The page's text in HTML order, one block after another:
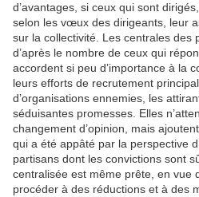
d’avantages, si ceux qui sont
selon les vœux des dirigeants, leur
sur la collectivité. Les centrales des
d’après le nombre de ceux qui
accordent si peu d’importance à la
leurs efforts de recrutement
d’organisations ennemies, les
séduisantes promesses. Elles
changement d’opinion, mais
qui a été appâté par la perspective
partisans dont les convictions sont
centralisée est même prête, en vue
procéder à des réductions et à des